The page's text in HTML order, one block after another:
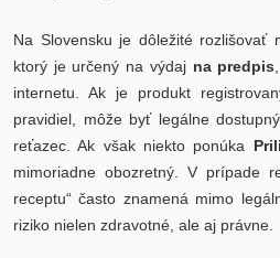
Na Slovensku je dôležité rozlišovať
ktorý je určený na výdaj na predpis
internetu. Ak je produkt
pravidiel, môže byť legálne
reťazec. Ak však niekto ponúka
mimoriadne obozretný. V prípade
receptu“ často znamená mimo
riziko nielen zdravotné, ale aj právne.